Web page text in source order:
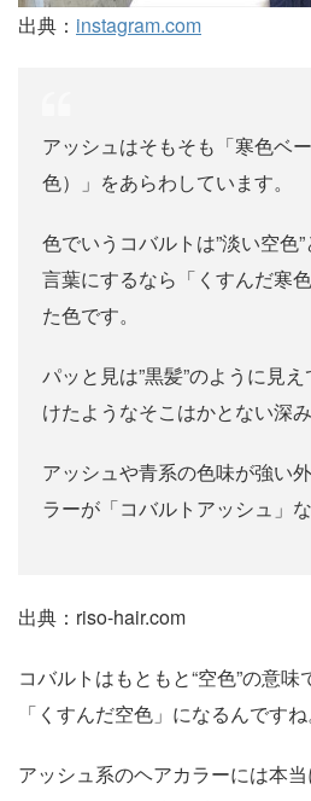
出典： instagram.com
アッシュはそもそも「寒色ベ
色）」をあらわしています。
色でいうコバルトは”淡い空色
言葉にするなら「くすんだ寒
た色です。
パッと見は”黒髪”のように見
けたようなそこはかとない深
アッシュや青系の色味が強い
ラーが「コバルトアッシュ」な
出典：riso-hair.com
コバルトはもともと“空色”の意
「くすんだ空色」になるんですね
アッシュ系のヘアカラーには本